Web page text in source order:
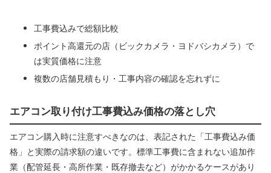
工事費込みで総額比較
ポイント高還元の店（ビックカメラ・ヨドバシカメラ）で
は実質価格に注意
複数の店舗見積もり・工事内容の確認を忘れずに
エアコン取り付け工事費込み価格の落とし穴
エアコン購入時に注意すべきなのは、表記された「工事費込み価
格」と実際の請求額の違いです。標準工事費に含まれない追加作
業（配管延長・高所作業・既存撤去など）がかかるケースがあり